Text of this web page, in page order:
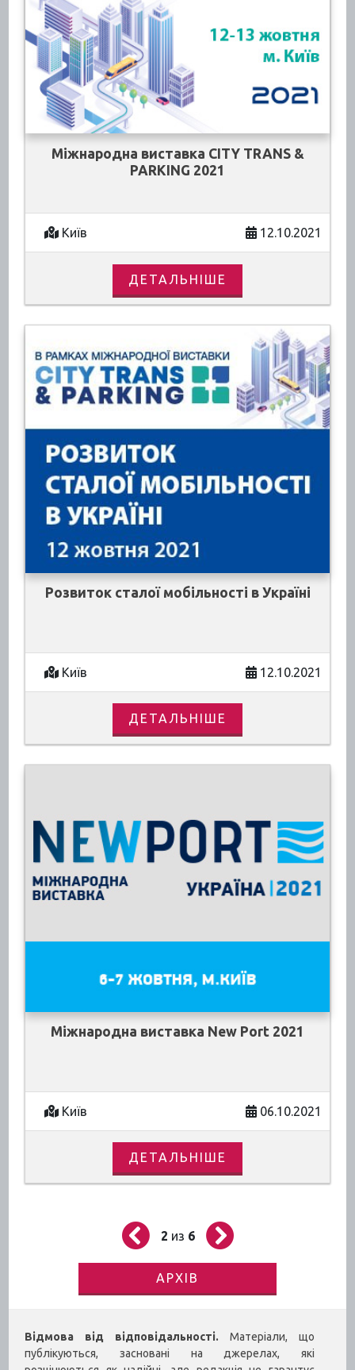
Міжнародна виставка CITY TRANS &
PARKING 2021
Київ 12.10.2021
ДЕТАЛЬНІШЕ
Розвиток сталої мобільності в Україні
Київ 12.10.2021
ДЕТАЛЬНІШЕ
Міжнародна виставка New Port 2021
Київ 06.10.2021
ДЕТАЛЬНІШЕ
2 из 6
АРХІВ
Відмова від відповідальності. Матеріали, що
публікуються, засновані на джерелах, які